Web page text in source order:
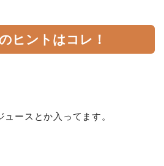
ヒントはコレ！
ースとか入ってます。